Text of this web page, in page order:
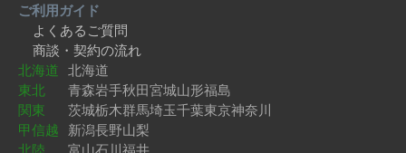
ご利用ガイド
よくあるご質問
商談・契約の流れ
北海道 北海道
東北
青森岩手秋田宮城山形福島
関東
茨城栃木群馬埼玉千葉東京神奈川
甲信越 新潟長野山梨